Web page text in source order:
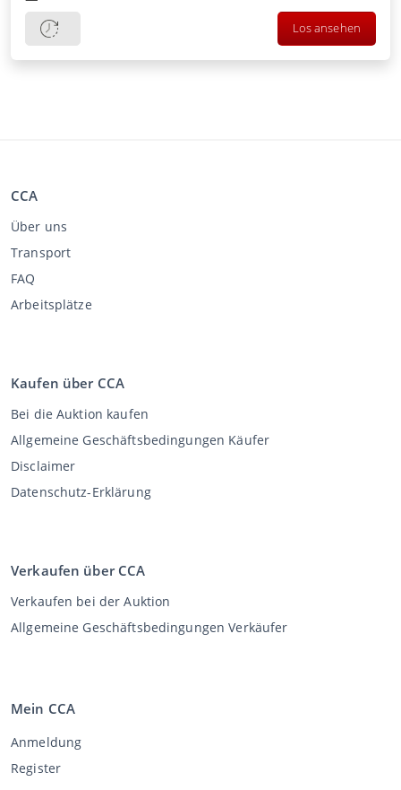
Los ansehen
CCA
Über uns
Transport
FAQ
Arbeitsplätze
Kaufen über CCA
Bei die Auktion kaufen
Allgemeine Geschäftsbedingungen Käufer
Disclaimer
Datenschutz-Erklärung
Verkaufen über CCA
Verkaufen bei der Auktion
Allgemeine Geschäftsbedingungen Verkäufer
Mein CCA
Anmeldung
Register